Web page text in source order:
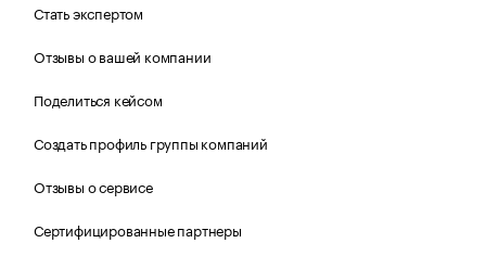
Стать экспертом
Отзывы о вашей компании
Поделиться кейсом
Создать профиль группы компаний
Отзывы о сервисе
Сертифицированные партнеры